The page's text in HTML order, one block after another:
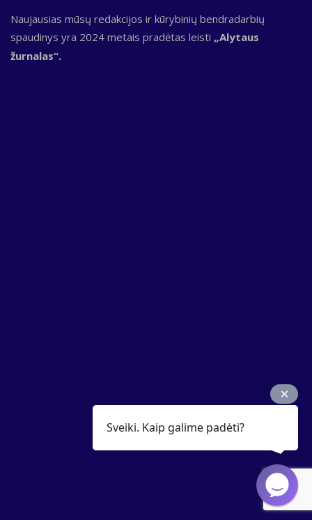
Naujausias mūsų redakcijos ir kūrybinių bendradarbių
spaudinys yra 2024 metais pradėtas leisti „Alytaus
žurnalas“.
Sveiki. Kaip galime padėti?